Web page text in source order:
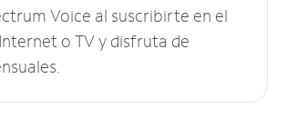
Voice al suscribirte en el
o TV y disfruta de